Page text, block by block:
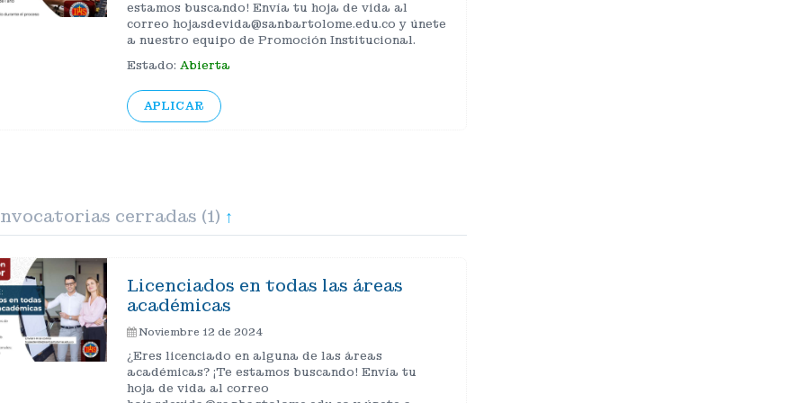
estamos buscando! Envía tu hoja de vida al
correo hojasdevida@sanbartolome.edu.co y únete
a nuestro equipo de Promoción Institucional.
Estado: Abierta
APLICAR
cerradas (1) ↑
Licenciados en todas las áreas
académicas
Noviembre 12 de 2024
¿Eres licenciado en alguna de las áreas
académicas? ¡Te estamos buscando! Envía tu
hoja de vida al correo